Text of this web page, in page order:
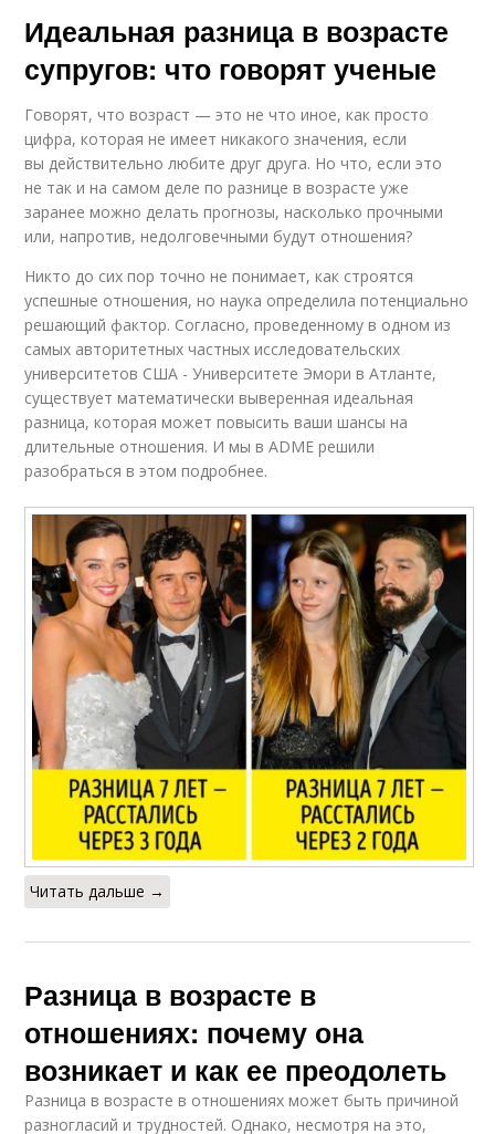
Идеальная разница в возрасте
супругов: что говорят ученые
Говорят, что возраст — это не что иное, как просто
цифра, которая не имеет никакого значения, если
вы действительно любите друг друга. Но что, если это
не так и на самом деле по разнице в возрасте уже
заранее можно делать прогнозы, насколько прочными
или, напротив, недолговечными будут отношения?
Никто до сих пор точно не понимает, как строятся
успешные отношения, но наука определила потенциально
решающий фактор. Согласно, проведенному в одном из
самых авторитетных частных исследовательских
университетов США - Университете Эмори в Атланте,
существует математически выверенная идеальная
разница, которая может повысить ваши шансы на
длительные отношения. И мы в ADME решили
разобраться в этом подробнее.
Читать дальше →
Разница в возрасте в
отношениях: почему она
возникает и как ее преодолеть
Разница в возрасте в отношениях может быть причиной
разногласий и трудностей. Однако, несмотря на это,